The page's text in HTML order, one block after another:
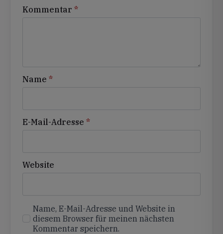
Kommentar *
Name *
E-Mail-Adresse *
Website
Name, E-Mail-Adresse und Website in
diesem Browser für meinen nächsten
Kommentar speichern.